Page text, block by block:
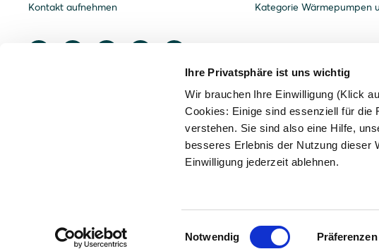
Ihre Privatsphäre ist uns wichtig
Wir brauchen Ihre Einwilligung (Klick
Cookies: Einige sind essenziell für die
verstehen. Sie sind also eine Hilfe,
besseres Erlebnis der Nutzung dieser
Einwilligung jederzeit ablehnen.
Einwilligungsauswahl
Notwendig Präferenzen
Kontakt aufnehmen Kategorie Wärmepumpen
© 2021 - 2026 Impressum